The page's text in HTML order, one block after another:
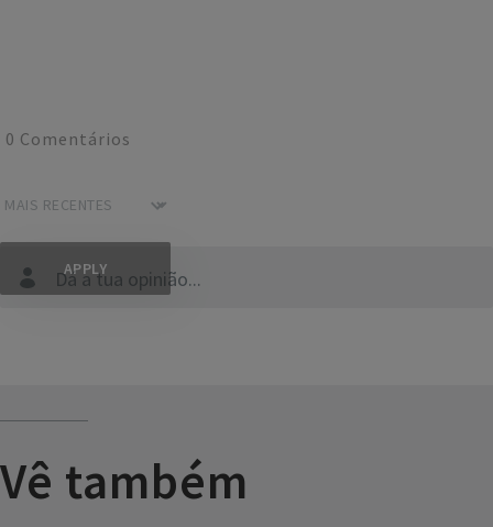
Dá a tua opinião...
0 Comentários
Vê também